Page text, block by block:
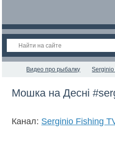
Видео про рыбалку
Мошка на Десні
Канал: Serginio Fishing